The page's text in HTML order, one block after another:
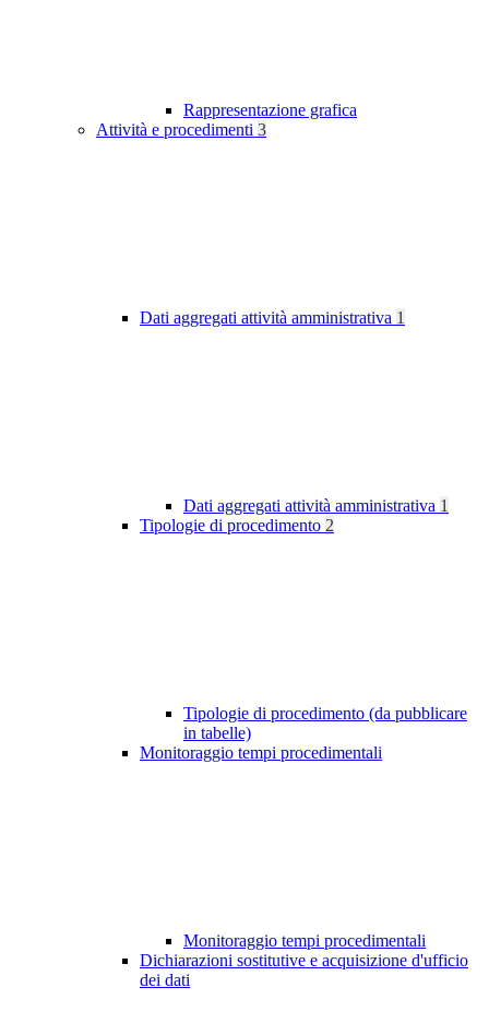
Rappresentazione grafica
Attività e procedimenti 3
Dati aggregati attività amministrativa 1
Dati aggregati attività amministrativa 1
Tipologie di procedimento 2
Tipologie di procedimento (da pubblicare
in tabelle)
Monitoraggio tempi procedimentali
Monitoraggio tempi procedimentali
Dichiarazioni sostitutive e acquisizione d'ufficio
dei dati